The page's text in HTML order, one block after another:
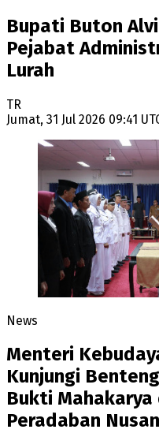
Bupati Buton
Pejabat
Lurah
TR
Jumat, 31 Jul 2026 09:41
News
Menteri
Kunjungi
Bukti
Peradaban